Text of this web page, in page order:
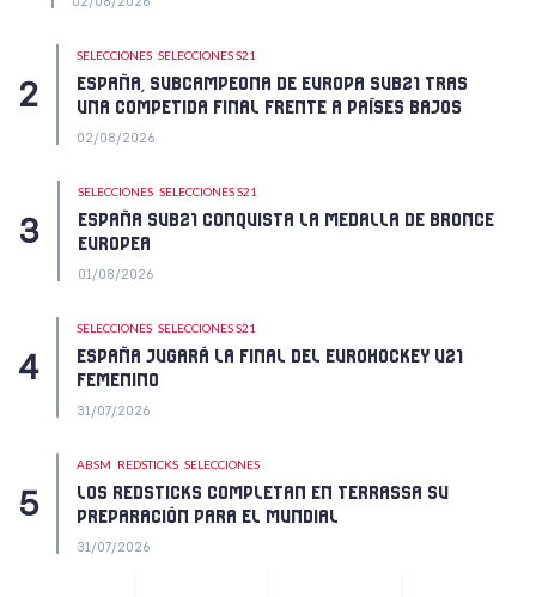
SELECCIONES SELECCIONES S21
ESPAÑA, SUBCAMPEONA DE EUROPA SUB21 TRAS
UNA COMPETIDA FINAL FRENTE A PAÍSES BAJOS
02/08/2026
SELECCIONES SELECCIONES S21
ESPAÑA SUB21 CONQUISTA LA MEDALLA DE BRONCE
EUROPEA
01/08/2026
SELECCIONES SELECCIONES S21
ESPAÑA JUGARÁ LA FINAL DEL EUROHOCKEY U21
FEMENINO
31/07/2026
ABSM REDSTICKS SELECCIONES
LOS REDSTICKS COMPLETAN EN TERRASSA SU
PREPARACIÓN PARA EL MUNDIAL
31/07/2026